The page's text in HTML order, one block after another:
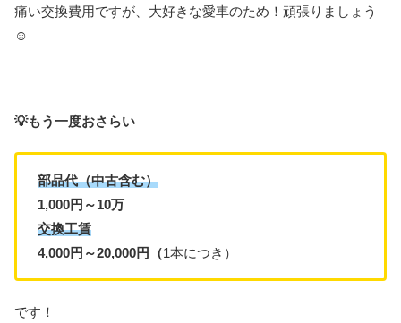
痛い交換費用ですが、大好きな愛車のため！頑張りましょう
☺
💡もう一度おさらい
部品代（中古含む）
1,000円～10万
交換工賃
4,000円～20,000円（1本につき）
です！